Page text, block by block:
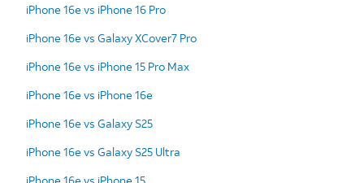
iPhone 16e vs iPhone 16 Pro
iPhone 16e vs Galaxy XCover7 Pro
iPhone 16e vs iPhone 15 Pro Max
iPhone 16e vs iPhone 16e
iPhone 16e vs Galaxy S25
iPhone 16e vs Galaxy S25 Ultra
iPhone 16e vs iPhone 15